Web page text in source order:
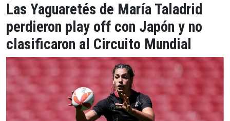
Las Yaguaretés de María Taladrid
perdieron play off con Japón y no
clasificaron al Circuito Mundial